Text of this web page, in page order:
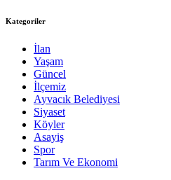
Kategoriler
İlan
Yaşam
Güncel
İlçemiz
Ayvacık Belediyesi
Siyaset
Köyler
Asayiş
Spor
Tarım Ve Ekonomi